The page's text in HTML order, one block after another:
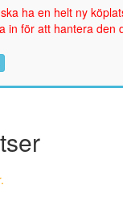
ha en helt ny
in för att hantera den